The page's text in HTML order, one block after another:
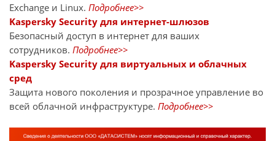
Exchange и Linux. Подробнее>>
Kaspersky Security для интернет-шлюзов
Безопасный доступ в интернет для ваших
сотрудников. Подробнее>>
Kaspersky Security для виртуальных и облачных
сред
Защита нового поколения и прозрачное управление во
всей облачной инфраструктуре. Подробнее>>